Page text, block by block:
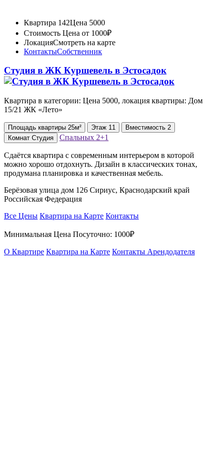
Квартира 142Цена 5000
Стоимость Цена от 1000₽
ЛокацияСмотреть на карте
КонтактыСобственник
Студия в ЖК Куршевель в Эстосадок
Квартира в категории: Цена 5000, локация квартиры: Дом
15/21 ЖК «Лето»
Площадь квартиры 25м² Этаж 11 Вместимость 2
Комнат Студия Спальных 2+1
Сдаётся квартира с современным интерьером в которой
можно хорошо отдохнуть. Дизайн в классических тонах,
продумана планировка и качественная мебель.
Берёзовая улица дом 126 Сириус, Краснодарский край
Российская Федерация
Все Цены Квартира на Карте Контакты
Минимальная Цена Посуточно: 1000₽
О Квартире Квартира на Карте Контакты Арендодателя